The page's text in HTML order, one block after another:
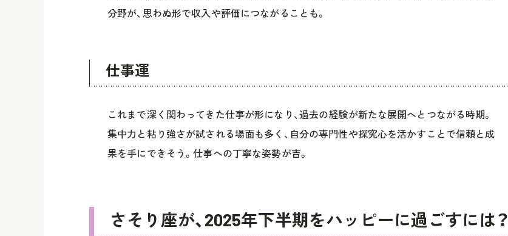
分野が、思わぬ形で収入や評価につながることも。
仕事運
これまで深く関わってきた仕事が形になり、過去の経験が新たな展開へとつながる時期。
集中力と粘り強さが試される場面も多く、自分の専門性や探究心を活かすことで信頼と成
果を手にできそう。仕事への丁寧な姿勢が吉。
さそり座が、2025年下半期をハッピーに過ごすには？